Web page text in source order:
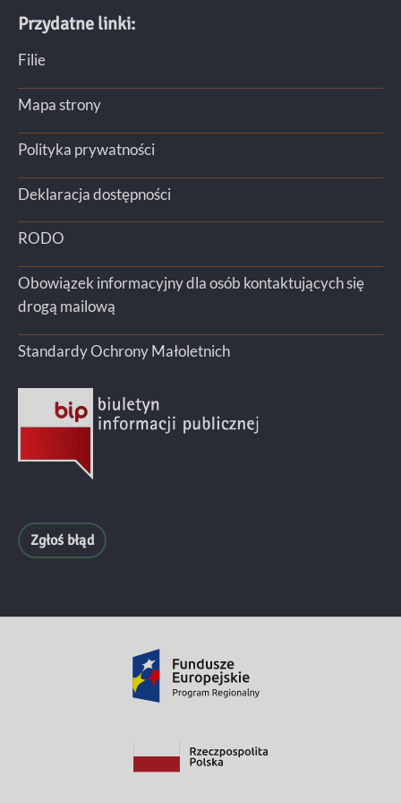
Przydatne linki:
Filie
Mapa strony
Polityka prywatności
Deklaracja dostępności
RODO
Obowiązek informacyjny dla osób kontaktujących się
drogą mailową
Standardy Ochrony Małoletnich
Zgłoś błąd